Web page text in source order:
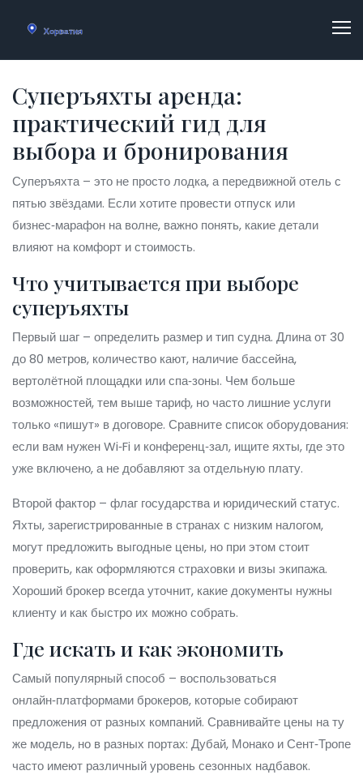
Суперъяхты аренда:
практический гид для
выбора и бронирования
Суперъяхта – это не просто лодка, а передвижной отель с
пятью звёздами. Если хотите провести отпуск или
бизнес‑марафон на волне, важно понять, какие детали
влияют на комфорт и стоимость.
Что учитывается при выборе
суперъяхты
Первый шаг – определить размер и тип судна. Длина от 30
до 80 метров, количество кают, наличие бассейна,
вертолётной площадки или спа‑зоны. Чем больше
возможностей, тем выше тариф, но часто лишние услуги
только «пишут» в договоре. Сравните список оборудования:
если вам нужен Wi‑Fi и конференц‑зал, ищите яхты, где это
уже включено, а не добавляют за отдельную плату.
Второй фактор – флаг государства и юридический статус.
Яхты, зарегистрированные в странах с низким налогом,
могут предложить выгодные цены, но при этом стоит
проверить, как оформляются страховки и визы экипажа.
Хороший брокер всегда уточнит, какие документы нужны
клиенту и как быстро их можно собрать.
Где искать и как экономить
Самый популярный способ – воспользоваться
онлайн‑платформами брокеров, которые собирают
предложения от разных компаний. Сравнивайте цены на ту
же модель, но в разных портах: Дубай, Монако и Сент‑Тропе
часто имеют различный уровень сезонных надбавок.